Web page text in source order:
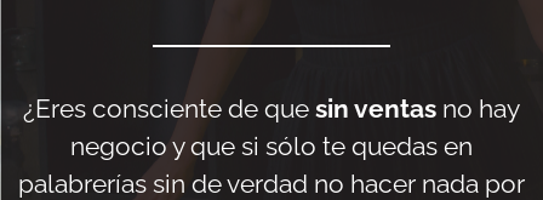
¿Eres consciente de que sin ventas no hay
negocio y que si sólo te quedas en
palabrerías sin de verdad no hacer nada por